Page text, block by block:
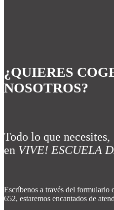
¿QUIERES
NOSOTROS?
Todo lo que necesites,
en VIVE! ESCUELA
Escríbenos a través del formulario
652, estaremos encantados de